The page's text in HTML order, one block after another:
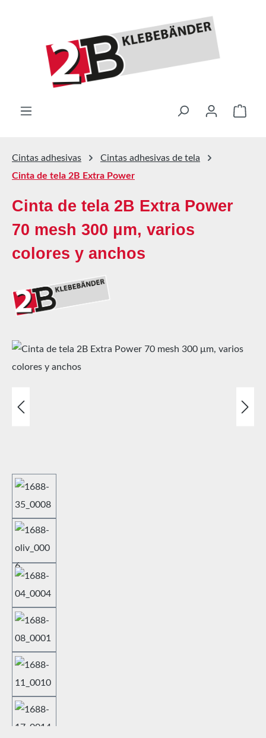
El
Cintas adhesivas
Cintas adhesivas de tela
Cinta de tela 2B Extra Power
Cinta de tela 2B Extra Power
70 mesh 300 μm, varios
colores y anchos
Omitir galería de imágenes